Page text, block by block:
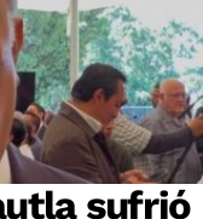
sufrió